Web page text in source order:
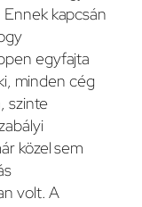
kapcsán
egyfajta
minden cég
szinte
közel sem
volt. A